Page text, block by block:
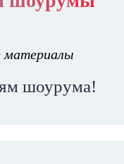
материалы
шоурума!